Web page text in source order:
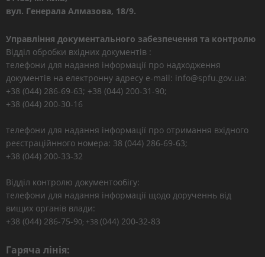
вул. Генерала Алмазова, 18/9.
Управління документального забезпечення та контролю
Відділ обробки вхідних документів :
телефони для надання інформації про надходження
документів на електронну адресу e-mail: info@spfu.gov.ua:
+38 (044) 286-69-63; +38 (044) 200-31-90;
+38 (044) 200-30-16
телефони для надання інформації про отримання вхідного
реєстраційнного номера: 38 (044) 286-69-63;
+38 (044) 200-33-32
Відділ контролю документообігу:
телефони для надання інформації щодо дорученнь від
вищих органів влади:
+38 (044) 286-75-90; +38 (044) 200-32-83
Гаряча лінія: